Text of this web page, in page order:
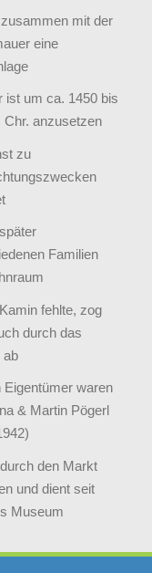
mit der
eine
ist um ca. 1450 bis
Chr. anzusetzen
zu
Familien
fehlte, zog
durch das
ab
Eigentümer waren
& Martin Pögerl
den Markt
und dient seit
Museum